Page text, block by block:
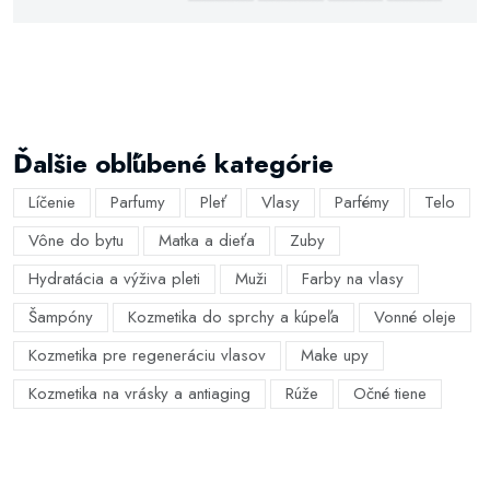
Ďalšie obľúbené kategórie
Líčenie Parfumy Pleť Vlasy Parfémy
Telo
Vône do bytu
Matka a dieťa
Zuby
Hydratácia a výživa pleti
Muži
Farby na vlasy
Šampóny
Kozmetika do sprchy a kúpeľa
Vonné oleje
Kozmetika pre regeneráciu vlasov
Make upy
Kozmetika na vrásky a antiaging
Rúže Očné tiene